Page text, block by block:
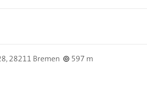
28211 Bremen
597 m